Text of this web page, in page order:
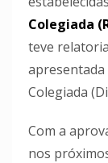
Colegiada
teve
Colegiada
Com a
nos